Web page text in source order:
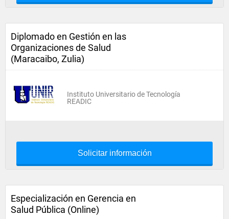
Diplomado en Gestión en las
Organizaciones de Salud
(Maracaibo, Zulia)
Instituto Universitario de Tecnología
READIC
Solicitar información
Especialización en Gerencia en
Salud Pública (Online)